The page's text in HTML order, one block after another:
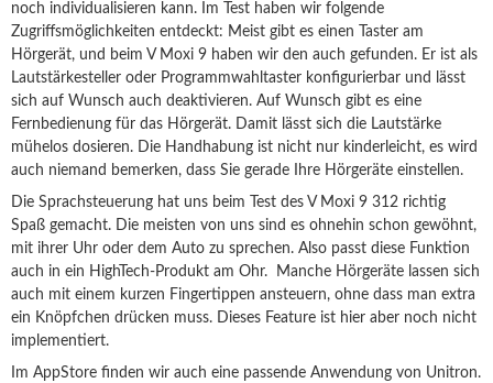
noch individualisieren kann. Im Test haben wir folgende
Zugriffsmöglichkeiten entdeckt: Meist gibt es einen Taster am
Hörgerät, und beim V Moxi 9 haben wir den auch gefunden. Er ist als
Lautstärkesteller oder Programmwahltaster konfigurierbar und lässt
sich auf Wunsch auch deaktivieren. Auf Wunsch gibt es eine
Fernbedienung für das Hörgerät. Damit lässt sich die Lautstärke
mühelos dosieren. Die Handhabung ist nicht nur kinderleicht, es wird
auch niemand bemerken, dass Sie gerade Ihre Hörgeräte einstellen.
Die Sprachsteuerung hat uns beim Test des V Moxi 9 312 richtig
Spaß gemacht. Die meisten von uns sind es ohnehin schon gewöhnt,
mit ihrer Uhr oder dem Auto zu sprechen. Also passt diese Funktion
auch in ein HighTech-Produkt am Ohr. Manche Hörgeräte lassen sich
auch mit einem kurzen Fingertippen ansteuern, ohne dass man extra
ein Knöpfchen drücken muss. Dieses Feature ist hier aber noch nicht
implementiert.
Im AppStore finden wir auch eine passende Anwendung von Unitron.